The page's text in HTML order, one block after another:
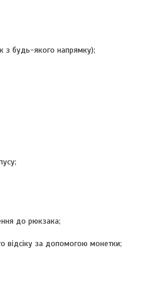
з будь-якого напрямку);
до рюкзака;
відсіку за допомогою монетки;